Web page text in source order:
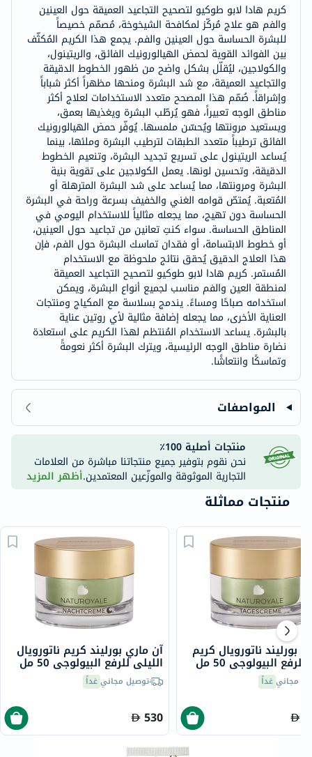
كريم هادا لابو طوكيو لتصحيح التجاعيد العميقة حول العينين
والفم هو علاج مُركّز لمكافحة الشيخوخة، مُصمّم خصيصاً
للبشرة الحساسة حول العينين والفم. يجمع هذا الكريم المُكثّف
بين الفوائد القوية لحمض الهيالورونيك الفائق، والريتينول،
والكولاجين، ليُقلّل بشكل واضح من ظهور الخطوط الدقيقة
والتجاعيد العميقة، مع شد البشرة ومنحها مظهراً أكثر شباباً
وإشراقاً. صُمّم هذا المصحح متعدد الاستخدامات لعلاج أكثر
مناطق الوجه تعبيراً، فهو يُرطّب البشرة ويغذيها بعمق،
ويستعيد مرونتها ويُحسّن ملمسها. يُوفّر حمض الهيالورونيك
الفائق ترطيباً متعدد الطبقات لترطيب البشرة وملئها، بينما
يُساعد الريتينول على تسريع تجديد البشرة، وتنعيم الخطوط
الدقيقة، وتحسين لونها. يعمل الكولاجين على تقوية بنية
البشرة ومرونتها، مما يُساعد على شد البشرة المترهلة أو
المُتعبة. يُمتصّ قوامه الغني والخفيف بسرعة وراحة في البشرة
الحساسة دون تهيج، مما يجعله مثالياً للاستخدام اليومي في
المناطق الحساسة. سواء كنتِ تعانين من تجاعيد حول العينين،
أو خطوط الابتسامة، أو فقدان تماسك البشرة حول الفم، فإن
هذا العلاج الدقيق يُحقق نتائج ملحوظة مع الاستخدام
المُستمر. كريم هادا لابو طوكيو لتصحيح التجاعيد العميقة
لمنطقة العين والفم مناسب لجميع أنواع البشرة، ويمكن
استخدامه صباحًا ومساءً. يندمج بسلاسة مع المكياج ومنتجات
العناية الأخرى، مما يجعله إضافة مثالية لأي روتين عناية
بالبشرة. يساعد الاستخدام المُنتظم لهذا الكريم على استعادة
نضارة مناطق الوجه الرئيسية، ويترك البشرة أكثر نعومةً
وتماسكًا وانتعاشًا.
المواصفات
منتجات أصلية 100٪
نحن نقوم بتوفير جميع منتجاتنا مباشرة من العلامات
التجارية الموثوقة والموزّعين المعتمدين.أظهر المزيد
منتجات مماثلة
آن ماري بورليند كريم ناتورويال
الليلي للرفع البيولوجي 50 مل
توصيل مجاني غداً
530
بورليند ناتورويال كريم
البيولوجي 50 مل
مجانيغداً